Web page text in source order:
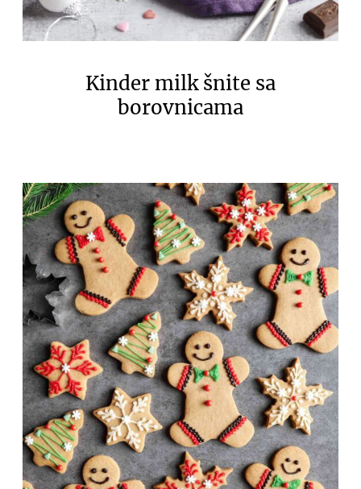
Kinder milk šnite sa
borovnicama